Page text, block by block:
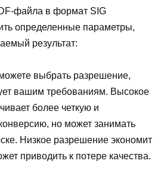
файла в формат SIG
определенные параметры,
результат:
выбрать разрешение,
вашим требованиям. Высокое
более четкую и
но может занимать
Низкое разрешение экономит
приводить к потере качества.